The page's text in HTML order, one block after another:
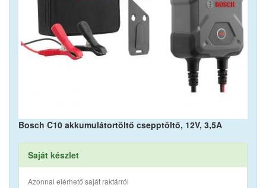
Bosch C10 akkumulátortöltő csepptöltő, 12V, 3,5A
Saját készlet
Azonnal elérhető saját raktárról